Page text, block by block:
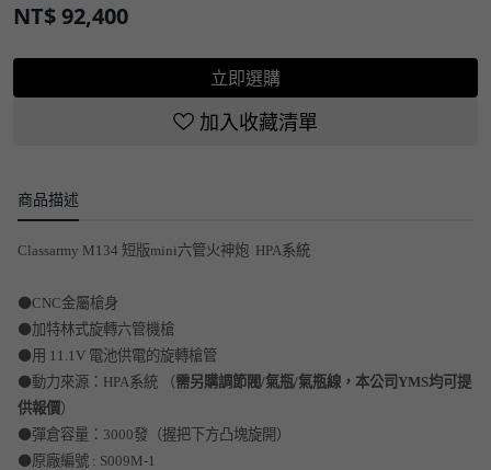
NT$92,400
立即選購
加入收藏清單
商品描述
Classarmy M134 短版mini六管火神炮 HPA系統
⚫️CNC金屬槍身
⚫️加特林式旋轉六管機槍
⚫️用 11.1V 電池供電的旋轉槍管
⚫️動力來源：HPA系統 （需另購調節閥/氣瓶/氣瓶線，本公司YMS均可提
供報價 ）
⚫️彈倉容量：3000發（握把下方凸塊旋開）
⚫️原廠編號 : S009M-1